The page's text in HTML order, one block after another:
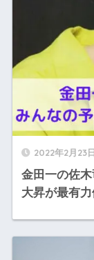
2022年2月23日
金田一の佐
大昇が最有